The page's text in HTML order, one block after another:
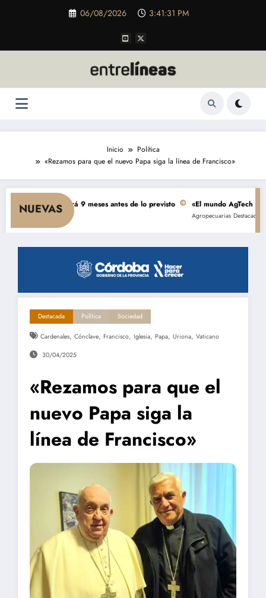
06/08/2026 3:41:32 PM
Inicio
Política
«Rezamos para que el nuevo Papa siga la línea de Francisco»
NUEVAS
se terminará 9 meses antes de lo previsto «El mundo AgTech es una
Agropecuarias Destacada Empresas
Destacada Política Sociedad
Cardenales, Cónclave, Francisco, Iglesia, Papa, Uriona, Vaticano
30/04/2025
«Rezamos para que el
nuevo Papa siga la
línea de Francisco»